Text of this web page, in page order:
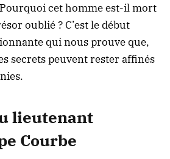
cet homme est-il mort
oublié ? C’est le début
qui nous prouve que,
secrets peuvent rester affinés
lieutenant
Courbe